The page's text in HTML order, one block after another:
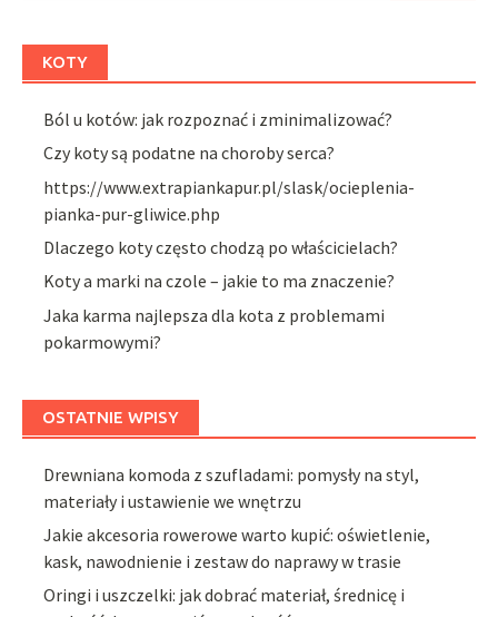
KOTY
Ból u kotów: jak rozpoznać i zminimalizować?
Czy koty są podatne na choroby serca?
https://www.extrapiankapur.pl/slask/ocieplenia-
pianka-pur-gliwice.php
Dlaczego koty często chodzą po właścicielach?
Koty a marki na czole – jakie to ma znaczenie?
Jaka karma najlepsza dla kota z problemami
pokarmowymi?
OSTATNIE WPISY
Drewniana komoda z szufladami: pomysły na styl,
materiały i ustawienie we wnętrzu
Jakie akcesoria rowerowe warto kupić: oświetlenie,
kask, nawodnienie i zestaw do naprawy w trasie
Oringi i uszczelki: jak dobrać materiał, średnicę i